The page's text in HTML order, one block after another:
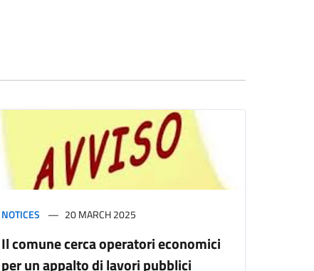
NOTICES 20 MARCH 2025
Il comune cerca operatori economici
per un appalto di lavori pubblici